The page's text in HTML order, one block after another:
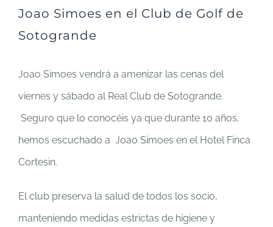
Joao Simoes en el Club de Golf de
Sotogrande
Joao Simoes vendrá a amenizar las cenas del
viernes y sábado al Real Club de Sotogrande.
Seguro que lo conocéis ya que durante 10 años,
hemos escuchado a Joao Simoes en el Hotel Finca
Cortesin.
El club preserva la salud de todos los socio,
manteniendo medidas estrictas de higiene y